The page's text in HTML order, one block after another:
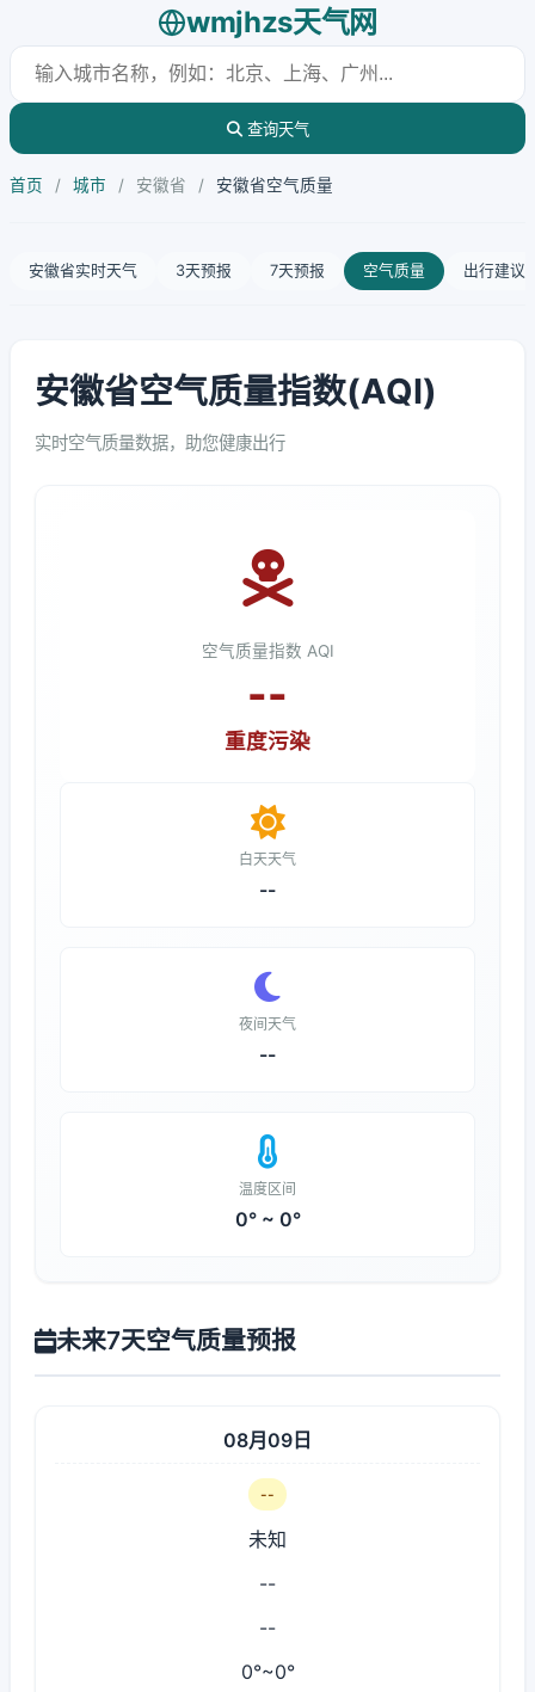
wmjhzs天气网
查询天气
首页 / 城市 / 安徽省 / 安徽省空气质量
安徽省实时天气 3天预报 7天预报 空气质量 出行建议
安徽省空气质量指数(AQI)
实时空气质量数据，助您健康出行
空气质量指数 AQI
--
重度污染
白天天气
--
夜间天气
--
温度区间
0° ~ 0°
未来7天空气质量预报
08月09日
--
未知
--
--
0°~0°